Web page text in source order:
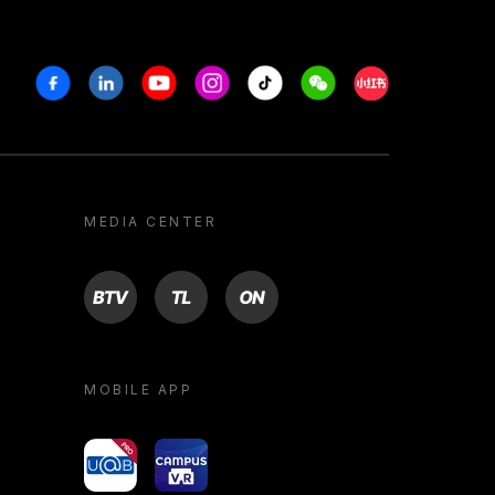
FacebookLinkedinYoutubeInstagram
Tiktok WeechatXiaohongshu/
MEDIA CENTER
BTV TL ON
MOBILE APP
yoU@B Campus VR